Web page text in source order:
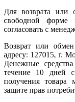
Для возврата или
свободной
согласовать с
Возврат или
адресу: 127015, г.
Денежные
течение 10 дней
получения
защите прав